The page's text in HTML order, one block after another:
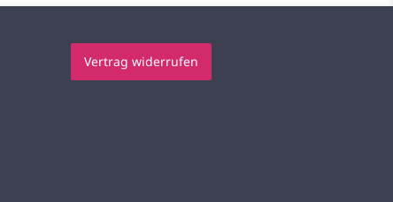
Vertrag widerrufen